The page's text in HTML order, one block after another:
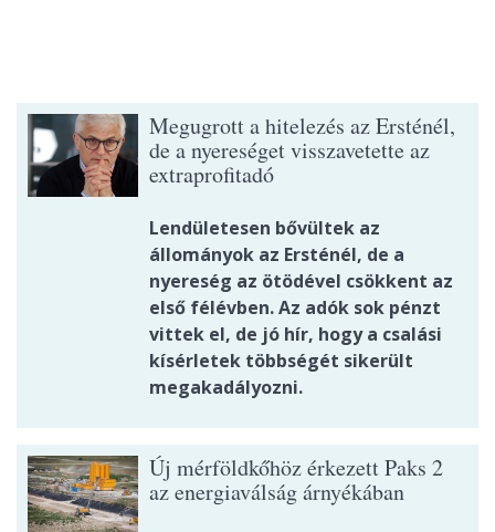
Megugrott a hitelezés az Ersténél,
de a nyereséget visszavetette az
extraprofitadó
Lendületesen bővültek az
állományok az Ersténél, de a
nyereség az ötödével csökkent az
első félévben. Az adók sok pénzt
vittek el, de jó hír, hogy a csalási
kísérletek többségét sikerült
megakadályozni.
Új mérföldkőhöz érkezett Paks 2
az energiaválság árnyékában